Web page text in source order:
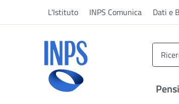
L'Istituto INPS Comunica Dati e